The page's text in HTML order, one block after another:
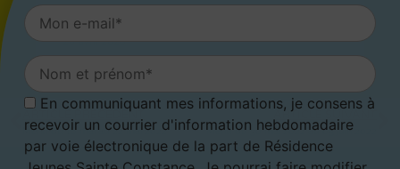
26 avril 2026
ARTICLE PRÉCÉDENT
Menu du 16 mai au 22 mai 2022
ARTICLE SUIVANT
Menu du 30 mai 2022 au 05 juin 2022
En communiquant mes informations, je consens à
recevoir un courrier d'information hebdomadaire
par voie électronique de la part de Résidence